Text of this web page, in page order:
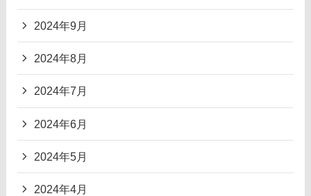
2024年9月
2024年8月
2024年7月
2024年6月
2024年5月
2024年4月